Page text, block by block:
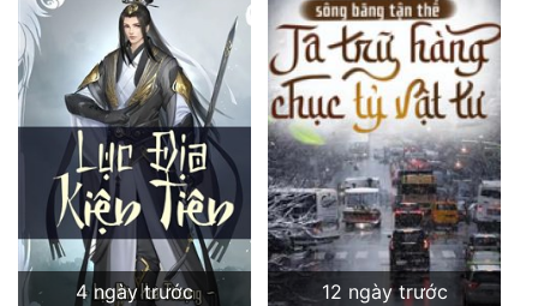
4 ngày trước
12 ngày trước